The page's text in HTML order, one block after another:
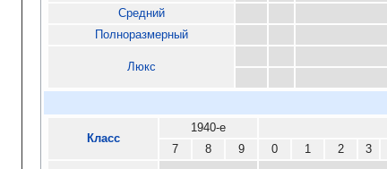
Средний
Полноразмерный
Люкс
Класс
1940-е
7
8 9 0 1 2 3